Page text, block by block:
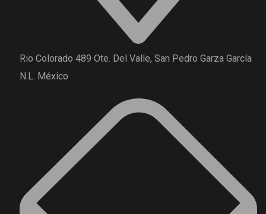
Rio Colorado 489 Ote. Del Valle, San Pedro Garza García
N.L. México